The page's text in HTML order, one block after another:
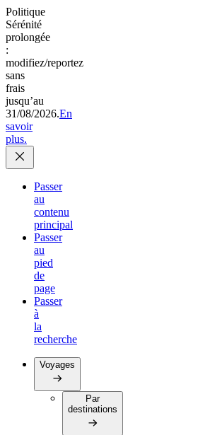
Politique
Sérénité
prolongée
:
modifiez/reportez
sans
frais
jusqu’au
31/08/2026.En
savoir
plus.
Passer
au
contenu
principal
Passer
au
pied
de
page
Passer
à
la
recherche
Voyages
Par
destinations